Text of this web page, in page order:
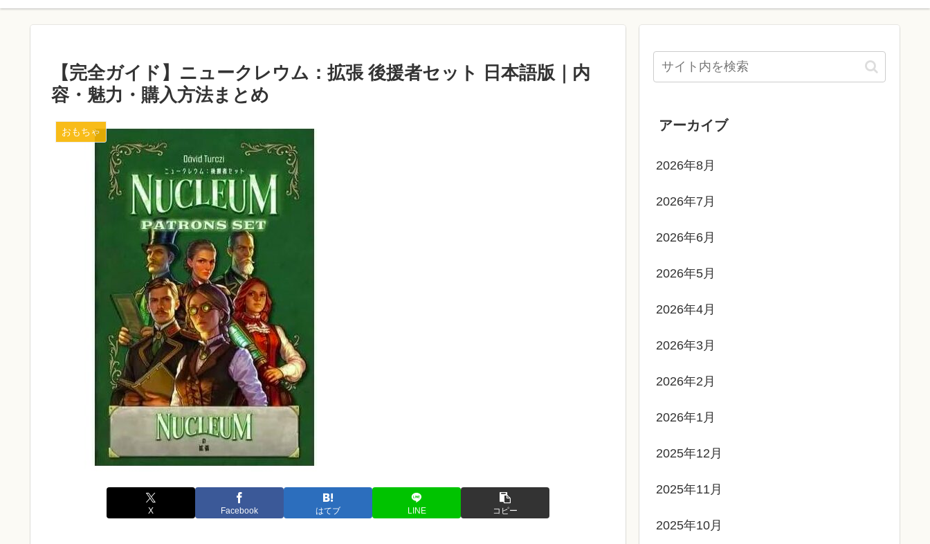
【完全ガイド】ニュークレウム：拡張 後援者セット 日本語版｜内
容・魅力・購入方法まとめ
おもちゃ
X Facebook はてブ LINE コピー
アーカイブ
2026年8月
2026年7月
2026年6月
2026年5月
2026年4月
2026年3月
2026年2月
2026年1月
2025年12月
2025年11月
2025年10月